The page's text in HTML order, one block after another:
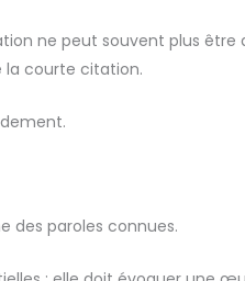
ne peut souvent plus
la courte citation.
des paroles connues.